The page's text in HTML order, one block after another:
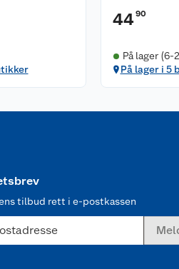
4490
På lager (6-
På lager i 5
tilbud rett i e-postkassen